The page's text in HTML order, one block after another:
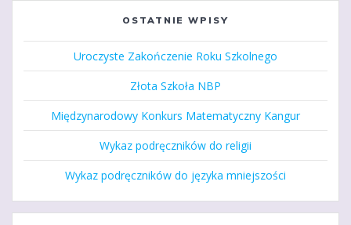
OSTATNIE WPISY
Uroczyste Zakończenie Roku Szkolnego
Złota Szkoła NBP
Międzynarodowy Konkurs Matematyczny Kangur
Wykaz podręczników do religii
Wykaz podręczników do języka mniejszości